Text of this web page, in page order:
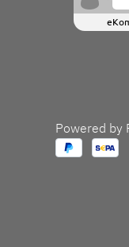
Powered by